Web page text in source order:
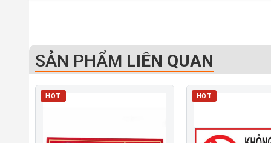
SẢN PHẨM LIÊN QUAN
HOT HOT